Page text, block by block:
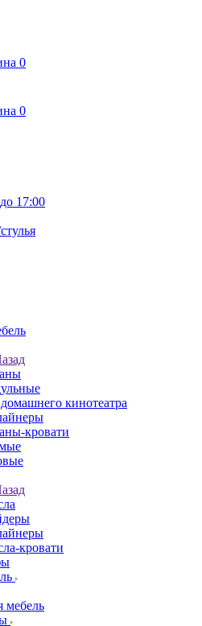
0
0
17:00
кинотеатра
кровати
кровати
мебель